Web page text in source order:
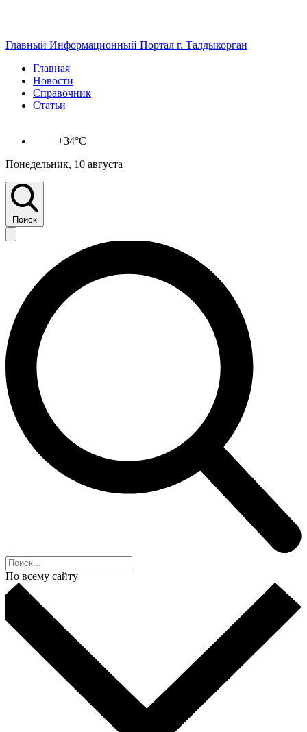
Главный Информационный Портал г. Талдыкорган
Главная
Новости
Справочник
Статьи
+34°C
Понедельник, 10 августа
Поиск
По всему сайту